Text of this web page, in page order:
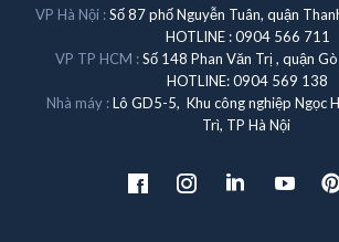
VP Hà Nội :Số 87 phố Nguyễn Tuân, quận
HOTLINE : 0904 566 711
VP TP HCM :Số 148 Phan Văn Trị , quận
HOTLINE: 0904 569 138
Nhà máy :Lô GD5-5, Khu công nghiệp Ngọc
Trì, TP Hà Nội